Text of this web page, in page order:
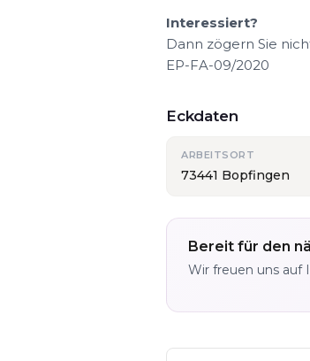
Interessiert?
Dann zögern Sie
EP-FA-09/2020
Eckdaten
ARBEITSORT
73441 Bopfingen
Bereit für den
Wir freuen uns auf